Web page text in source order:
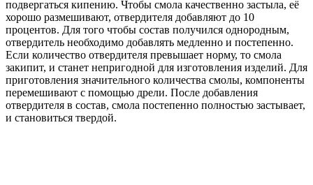
подвергаться кипению. Чтобы смола качественно застыла, её
хорошо размешивают, отвердителя добавляют до 10
процентов. Для того чтобы состав получился однородным,
отвердитель необходимо добавлять медленно и постепенно.
Если количество отвердителя превышает норму, то смола
закипит, и станет непригодной для изготовления изделий. Для
приготовления значительного количества смолы, компоненты
перемешивают с помощью дрели. После добавления
отвердителя в состав, смола постепенно полностью застывает,
и становиться твердой.